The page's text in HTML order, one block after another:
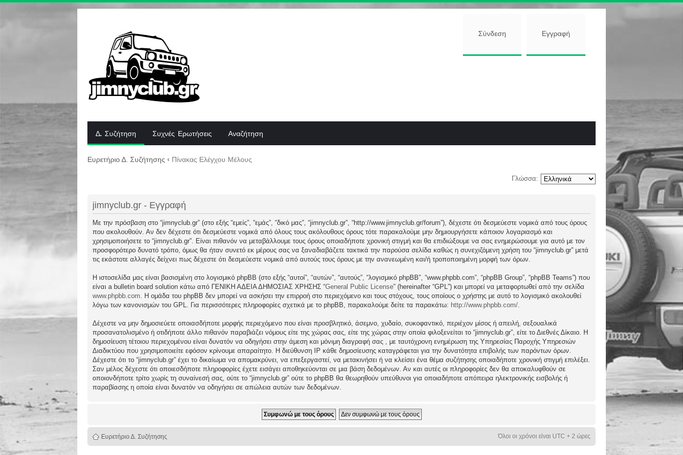
Σύνδεση Εγγραφή
Δ. Συζήτηση Συχνές Ερωτήσεις Αναζήτηση
Ευρετήριο Δ. Συζήτησης ‹ Πίνακας Ελέγχου Μέλους
Γλώσσα:
jimnyclub.gr - Εγγραφή
Με την πρόσβαση στο “jimnyclub.gr” (στο εξής “εμείς”, “εμάς”, “δικό μας”, “jimnyclub.gr”, “http://www.jimnyclub.gr/forum”), δέχεστε ότι δεσμεύεστε νομικά από τους όρους
που ακολουθούν. Αν δεν δέχεστε ότι δεσμεύεστε νομικά από όλους τους ακόλουθους όρους τότε παρακαλούμε μην δημιουργήσετε κάποιον λογαριασμό και
χρησιμοποιήσετε το “jimnyclub.gr”. Είναι πιθανόν να μεταβάλλουμε τους όρους οποιαδήποτε χρονική στιγμή και θα επιδιώξουμε να σας ενημερώσουμε για αυτό με τον
προσφορότερο δυνατό τρόπο, όμως θα ήταν συνετό εκ μέρους σας να ξαναδιαβάζετε τακτικά την παρούσα σελίδα καθώς η συνεχιζόμενη χρήση του “jimnyclub.gr” μετά
τις εκάστοτε αλλαγές δείχνει πως δέχεστε ότι δεσμεύεστε νομικά από αυτούς τους όρους με την ανανεωμένη και/ή τροποποιημένη μορφή των όρων.
Η ιστοσελίδα μας είναι βασισμένη στο λογισμικό phpBB (στο εξής “αυτοί”, “αυτών”, “αυτούς”, “λογισμικό phpBB”, “www.phpbb.com”, “phpBB Group”, “phpBB Teams”) που
είναι a bulletin board solution κάτω από ΓΕΝΙΚΗ ΑΔΕΙΑ ΔΗΜΟΣΙΑΣ ΧΡΗΣΗΣ “General Public License” (hereinafter “GPL”) και μπορεί να μεταφορτωθεί από την σελίδα
www.phpbb.com. Η ομάδα του phpBB δεν μπορεί να ασκήσει την επιρροή στο περιεχόμενο και τους στόχους, τους οποίους ο χρήστης με αυτό το λογισμικό ακολουθεί
λόγω των κανονισμών του GPL. Για περισσότερες πληροφορίες σχετικά με το phpBB, παρακαλούμε δείτε τα παρακάτω: http://www.phpbb.com/.
Δέχεστε να μην δημοσιεύετε οποιασδήποτε μορφής περιεχόμενο που είναι προσβλητικό, άσεμνο, χυδαίο, συκοφαντικό, περιέχον μίσος ή απειλή, σεξουαλικά
προσανατολισμένο ή οτιδήποτε άλλο πιθανόν παραβιάζει νόμους είτε της χώρας σας, είτε της χώρας στην οποία φιλοξενείται το “jimnyclub.gr”, είτε το Διεθνές Δίκαιο. Η
δημοσίευση τέτοιου περιεχομένου είναι δυνατόν να οδηγήσει στην άμεση και μόνιμη διαγραφή σας , με ταυτόχρονη ενημέρωση της Υπηρεσίας Παροχής Υπηρεσιών
Διαδικτύου που χρησιμοποιείτε εφόσον κρίνουμε απαραίτητο. Η διεύθυνση IP κάθε δημοσίευσης καταγράφεται για την δυνατότητα επιβολής των παρόντων όρων.
Δέχεστε ότι το “jimnyclub.gr” έχει το δικαίωμα να απομακρύνει, να επεξεργαστεί, να μετακινήσει ή να κλείσει ένα θέμα συζήτησης οποιαδήποτε χρονική στιγμή επιλέξει.
Σαν μέλος δέχεστε ότι οποιεσδήποτε πληροφορίες έχετε εισάγει αποθηκεύονται σε μια βάση δεδομένων. Αν και αυτές οι πληροφορίες δεν θα αποκαλυφθούν σε
οποιονδήποτε τρίτο χωρίς τη συναίνεσή σας, ούτε το “jimnyclub.gr” ούτε το phpBB θα θεωρηθούν υπεύθυνοι για οποιαδήποτε απόπειρα ηλεκτρονικής εισβολής ή
παραβίασης η οποία είναι δυνατόν να οδηγήσει σε απώλεια αυτών των δεδομένων.
Ευρετήριο Δ. Συζήτησης Όλοι οι χρόνοι είναι UTC + 2 ώρες